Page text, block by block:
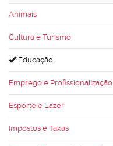
Animais
Cultura e Turismo
Educação
Emprego e Profissionalização
Esporte e Lazer
Impostos e Taxas